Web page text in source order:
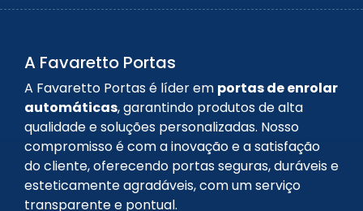
A Favaretto Portas
A Favaretto Portas é líder em portas de enrolar
automáticas, garantindo produtos de alta
qualidade e soluções personalizadas. Nosso
compromisso é com a inovação e a satisfação
do cliente, oferecendo portas seguras, duráveis e
esteticamente agradáveis, com um serviço
transparente e pontual.